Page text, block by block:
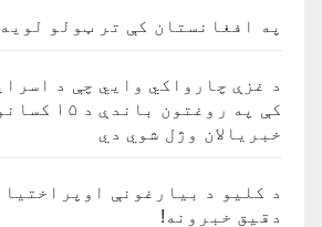
په افغانستان کې تر ټولو
د غزې چارواکي وايي چې د
کې په
خبریالان وژل شوي دي
د کلیو د بیارغونې اوپراختیا
دقیق خبرونه!